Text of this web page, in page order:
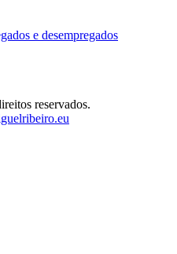
e desempregados
reservados.